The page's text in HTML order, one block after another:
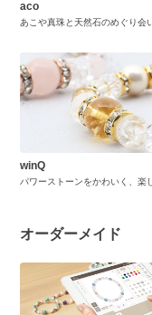
aco
あこや真珠と天然石のめぐり会
winQ
パワーストーンをかわいく、楽
オーダーメイド